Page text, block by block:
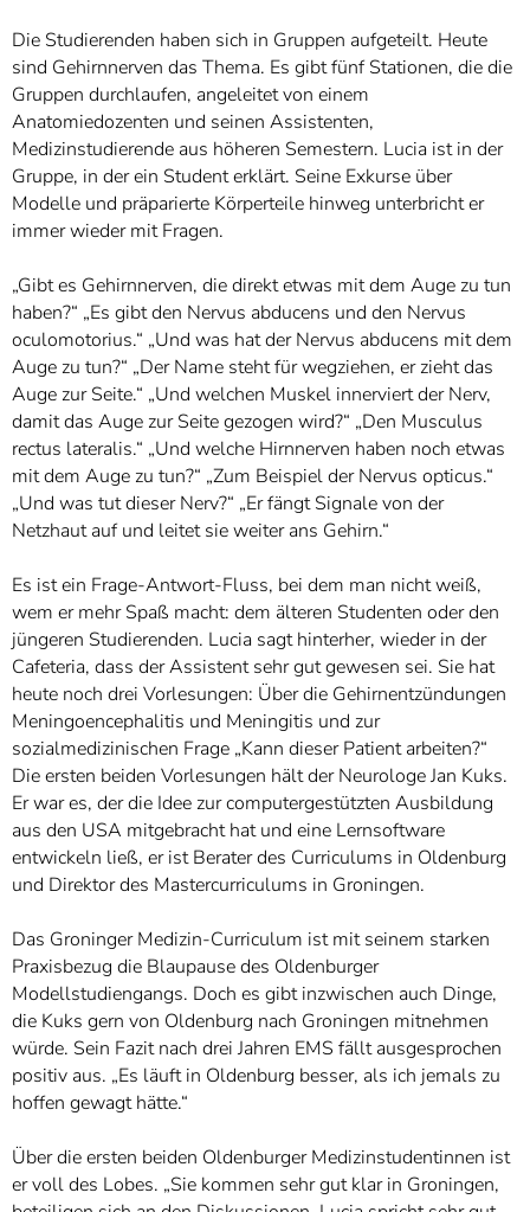
Die Studierenden haben sich in Gruppen aufgeteilt. Heute
sind Gehirnnerven das Thema. Es gibt fünf Stationen, die die
Gruppen durchlaufen, angeleitet von einem
Anatomiedozenten und seinen Assistenten,
Medizinstudierende aus höheren Semestern. Lucia ist in der
Gruppe, in der ein Student erklärt. Seine Exkurse über
Modelle und präparierte Körperteile hinweg unterbricht er
immer wieder mit Fragen.
„Gibt es Gehirnnerven, die direkt etwas mit dem Auge zu tun
haben?“ „Es gibt den Nervus abducens und den Nervus
oculomotorius.“ „Und was hat der Nervus abducens mit dem
Auge zu tun?“ „Der Name steht für wegziehen, er zieht das
Auge zur Seite.“ „Und welchen Muskel innerviert der Nerv,
damit das Auge zur Seite gezogen wird?“ „Den Musculus
rectus lateralis.“ „Und welche Hirnnerven haben noch etwas
mit dem Auge zu tun?“ „Zum Beispiel der Nervus opticus.“
„Und was tut dieser Nerv?“ „Er fängt Signale von der
Netzhaut auf und leitet sie weiter ans Gehirn.“
Es ist ein Frage-Antwort-Fluss, bei dem man nicht weiß,
wem er mehr Spaß macht: dem älteren Studenten oder den
jüngeren Studierenden. Lucia sagt hinterher, wieder in der
Cafeteria, dass der Assistent sehr gut gewesen sei. Sie hat
heute noch drei Vorlesungen: Über die Gehirnentzündungen
Meningoencephalitis und Meningitis und zur
sozialmedizinischen Frage „Kann dieser Patient arbeiten?“
Die ersten beiden Vorlesungen hält der Neurologe Jan Kuks.
Er war es, der die Idee zur computergestützten Ausbildung
aus den USA mitgebracht hat und eine Lernsoftware
entwickeln ließ, er ist Berater des Curriculums in Oldenburg
und Direktor des Mastercurriculums in Groningen.
Das Groninger Medizin-Curriculum ist mit seinem starken
Praxisbezug die Blaupause des Oldenburger
Modellstudiengangs. Doch es gibt inzwischen auch Dinge,
die Kuks gern von Oldenburg nach Groningen mitnehmen
würde. Sein Fazit nach drei Jahren EMS fällt ausgesprochen
positiv aus. „Es läuft in Oldenburg besser, als ich jemals zu
hoffen gewagt hätte.“
Über die ersten beiden Oldenburger Medizinstudentinnen ist
er voll des Lobes. „Sie kommen sehr gut klar in Groningen,